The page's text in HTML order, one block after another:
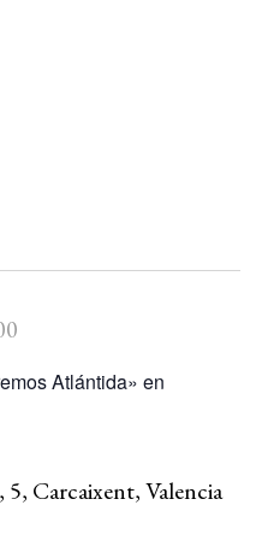
Atlántida» en
Carcaixent, Valencia